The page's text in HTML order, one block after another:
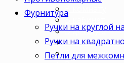
В комнату
В кабинет
В детскую
В спальню
В гостиную
Фурнитура
Ручки на круглой
Ручки на
Петли для